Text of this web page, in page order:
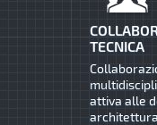
TECNICA
attiva alle